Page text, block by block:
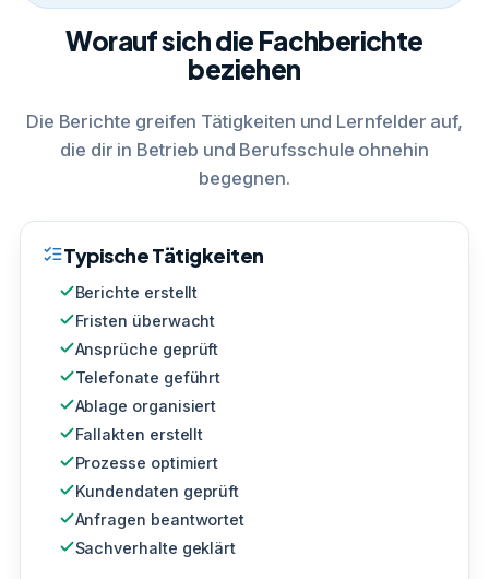
Worauf sich die Fachberichte
beziehen
Die Berichte greifen Tätigkeiten und Lernfelder auf,
die dir in Betrieb und Berufsschule ohnehin
begegnen.
Typische Tätigkeiten
Berichte erstellt
Fristen überwacht
Ansprüche geprüft
Telefonate geführt
Ablage organisiert
Fallakten erstellt
Prozesse optimiert
Kundendaten geprüft
Anfragen beantwortet
Sachverhalte geklärt